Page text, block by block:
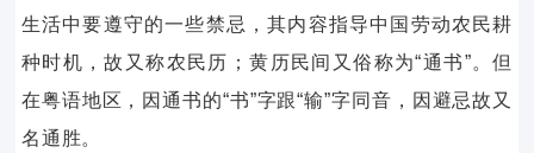
生活中要遵守的一些禁忌，其内容指导中国劳动农民耕
种时机，故又称农民历；黄历民间又俗称为“通书”。但
在粤语地区，因通书的“书”字跟“输”字同音，因避忌故又
名通胜。